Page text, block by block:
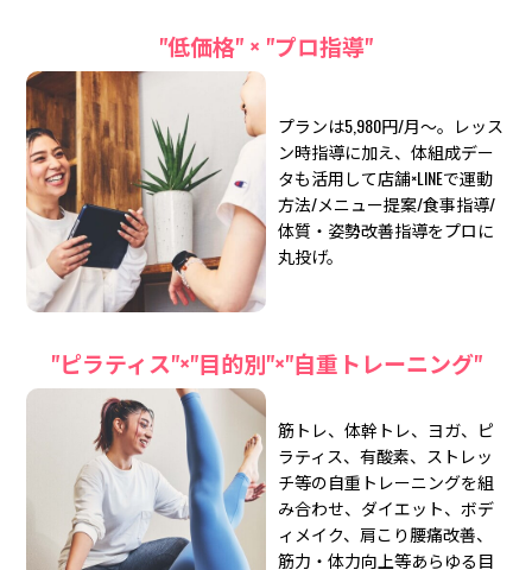
"低価格" × "プロ指導"
プランは5,980円/月～。レッス
ン時指導に加え、体組成デー
タも活用して店舗×LINEで運動
方法/メニュー提案/食事指導/
体質・姿勢改善指導をプロに
丸投げ。
"ピラティス"×"目的別"×"自重トレーニング"
筋トレ、体幹トレ、ヨガ、ピ
ラティス、有酸素、ストレッ
チ等の自重トレーニングを組
み合わせ、ダイエット、ボデ
ィメイク、肩こり腰痛改善、
筋力・体力向上等あらゆる目